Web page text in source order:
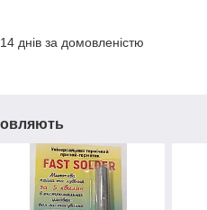
днів за домовленістю